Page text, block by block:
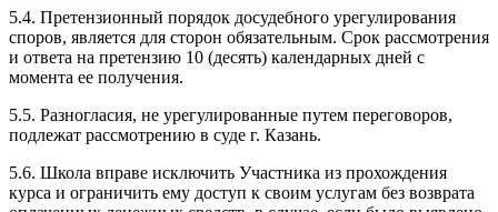
5.4. Претензионный порядок досудебного урегулирования
споров, является для сторон обязательным. Срок рассмотрения
и ответа на претензию 10 (десять) календарных дней с
момента ее получения.
5.5. Разногласия, не урегулированные путем переговоров,
подлежат рассмотрению в суде г. Казань.
5.6. Школа вправе исключить Участника из прохождения
курса и ограничить ему доступ к своим услугам без возврата